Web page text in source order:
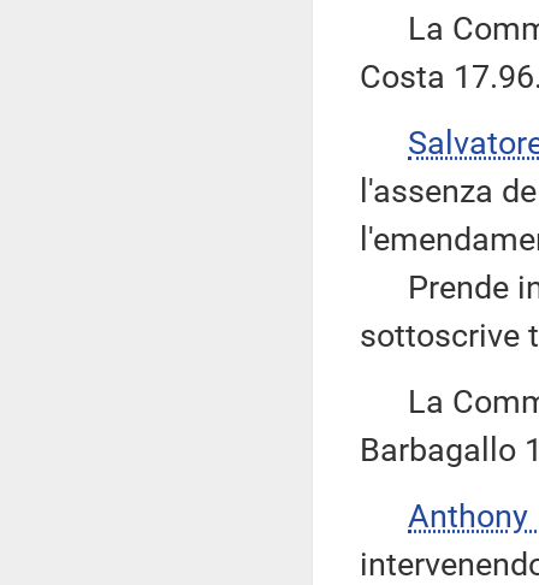
La
Costa
l'assenza
Prende
sottoscrive
La
Barbagallo
Anthony